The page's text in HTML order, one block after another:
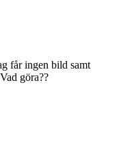
får ingen bild samt
göra??